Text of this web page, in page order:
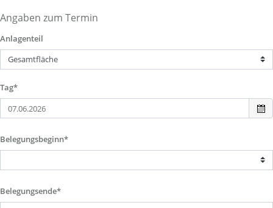
Angaben zum Termin
Anlagenteil
Tag*
Belegungsbeginn*
Belegungsende*